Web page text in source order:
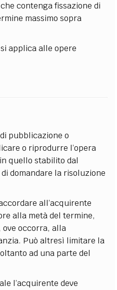
contenga fissazione di
massimo sopra
applica alle opere
pubblicazione o
o riprodurre l’opera
quello stabilito dal
domandare la risoluzione
all’acquirente
alla metà del termine,
occorra, alla
Può altresì limitare la
ad una parte del
l’acquirente deve